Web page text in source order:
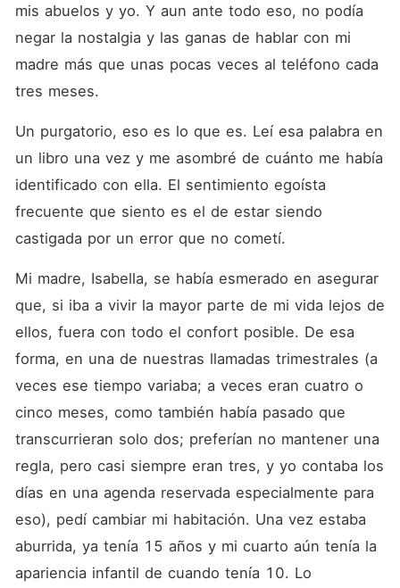
mis abuelos y yo. Y aun ante todo eso, no podía
negar la nostalgia y las ganas de hablar con mi
madre más que unas pocas veces al teléfono cada
tres meses.
Un purgatorio, eso es lo que es. Leí esa palabra en
un libro una vez y me asombré de cuánto me había
identificado con ella. El sentimiento egoísta
frecuente que siento es el de estar siendo
castigada por un error que no cometí.
Mi madre, Isabella, se había esmerado en asegurar
que, si iba a vivir la mayor parte de mi vida lejos de
ellos, fuera con todo el confort posible. De esa
forma, en una de nuestras llamadas trimestrales (a
veces ese tiempo variaba; a veces eran cuatro o
cinco meses, como también había pasado que
transcurrieran solo dos; preferían no mantener una
regla, pero casi siempre eran tres, y yo contaba los
días en una agenda reservada especialmente para
eso), pedí cambiar mi habitación. Una vez estaba
aburrida, ya tenía 15 años y mi cuarto aún tenía la
apariencia infantil de cuando tenía 10. Lo